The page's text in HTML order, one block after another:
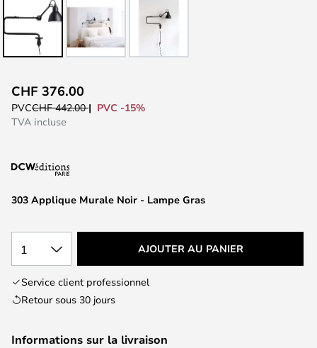
to
the
the
gallery
303 Applique Murale Noir - Lampe Gras
CHF 376.00
PVCCHF 442.00
PVC -15%
TVA incluse
1 AJOUTER AU PANIER
Service client professionnel
Retour sous 30 jours
Informations sur la livraison